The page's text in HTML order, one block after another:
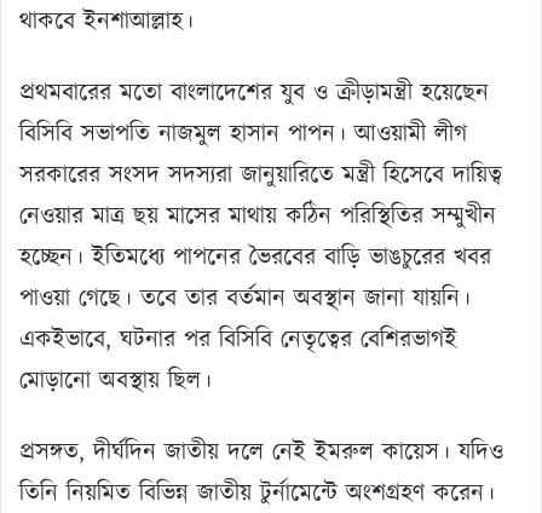
থাকবে ইনশাআল্লাহ।
প্রথমবারের মতো বাংলাদেশের যুব ও ক্রীড়ামন্ত্রী হয়েছেন
বিসিবি সভাপতি নাজমুল হাসান পাপন। আওয়ামী লীগ
সরকারের সংসদ সদস্যরা জানুয়ারিতে মন্ত্রী হিসেবে দায়িত্ব
নেওয়ার মাত্র ছয় মাসের মাথায় কঠিন পরিস্থিতির সম্মুখীন
হচ্ছেন। ইতিমধ্যে পাপনের ভৈরবের বাড়ি ভাঙচুরের খবর
পাওয়া গেছে। তবে তার বর্তমান অবস্থান জানা যায়নি।
একইভাবে, ঘটনার পর বিসিবি নেতৃত্বের বেশিরভাগই
মোড়ানো অবস্থায় ছিল।
প্রসঙ্গত, দীর্ঘদিন জাতীয় দলে নেই ইমরুল কায়েস। যদিও
তিনি নিয়মিত বিভিন্ন জাতীয় টুর্নামেন্টে অংশগ্রহণ করেন।